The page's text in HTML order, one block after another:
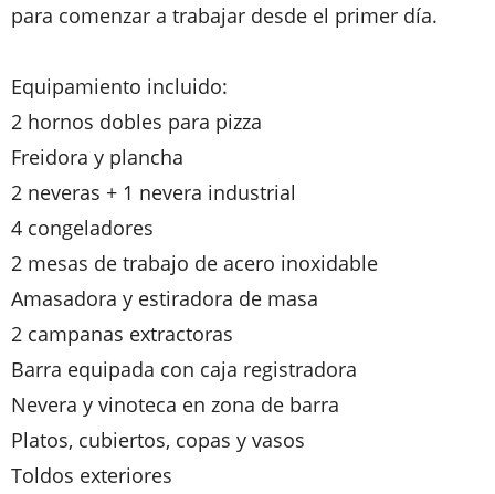
para comenzar a trabajar desde el primer día.
Equipamiento incluido:
2 hornos dobles para pizza
Freidora y plancha
2 neveras + 1 nevera industrial
4 congeladores
2 mesas de trabajo de acero inoxidable
Amasadora y estiradora de masa
2 campanas extractoras
Barra equipada con caja registradora
Nevera y vinoteca en zona de barra
Platos, cubiertos, copas y vasos
Toldos exteriores